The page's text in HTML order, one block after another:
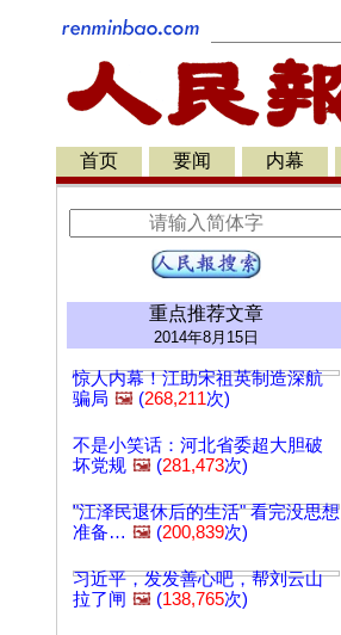
首页 要闻 内幕
重点推荐文章
2014年8月15日
惊人内幕！江助宋祖英制造深航
骗局 🖼️ (268,211次)
不是小笑话：河北省委超大胆破
坏党规 🖼️ (281,473次)
"江泽民退休后的生活" 看完没思想
准备… 🖼️ (200,839次)
习近平，发发善心吧，帮刘云山
拉了闸 🖼️ (138,765次)